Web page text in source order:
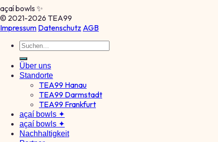
açaí bowls ✨
© 2021-2026 TEA99
Impressum Datenschutz AGB
Über uns
Standorte
TEA99 Hanau
TEA99 Darmstadt
TEA99 Frankfurt
açaí bowls ✦
açaí bowls ✦
Nachhaltigkeit